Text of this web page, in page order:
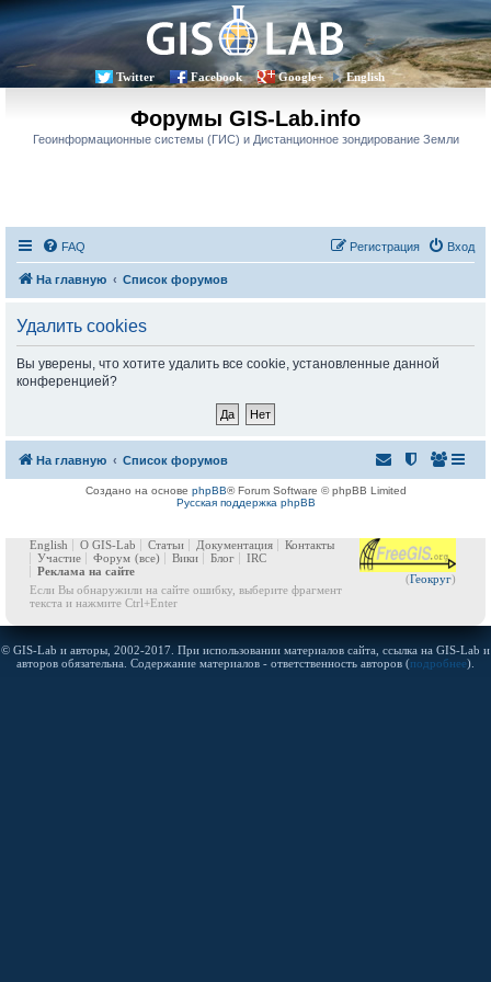
Twitter Facebook Google+ English
Форумы GIS-Lab.info
Геоинформационные системы (ГИС) и Дистанционное зондирование Земли
FAQ Вход
Регистрация
На главную Список форумов
Удалить cookies
Вы уверены, что хотите удалить все cookie, установленные данной
конференцией?
На главную Список форумов
Создано на основе phpBB® Forum Software © phpBB Limited
Русская поддержка phpBB
(Геокруг)
English О GIS-Lab Статьи Документация
Контакты
Участие
Форум (все) Вики Блог
IRC
Реклама на сайте
Если Вы обнаружили на сайте ошибку, выберите фрагмент
текста и нажмите Ctrl+Enter
© GIS-Lab и авторы, 2002-2017. При использовании материалов сайта, ссылка на GIS-Lab и
авторов обязательна. Содержание материалов - ответственность авторов (подробнее).